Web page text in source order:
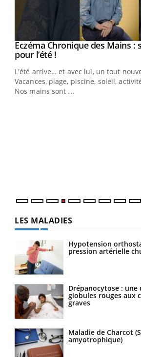
Youtube
Eczéma Chronique des Mains :
pour l’été !Youtube
L'été arrive… et avec lui, un tout
Vacances, plage, piscine, soleil,
Nos mains sont ...
LES MALADIES
Hypotension
pression artérielle
Drépanocytose :
globules rouges aux
graves
Maladie de Charcot
amyotrophique)